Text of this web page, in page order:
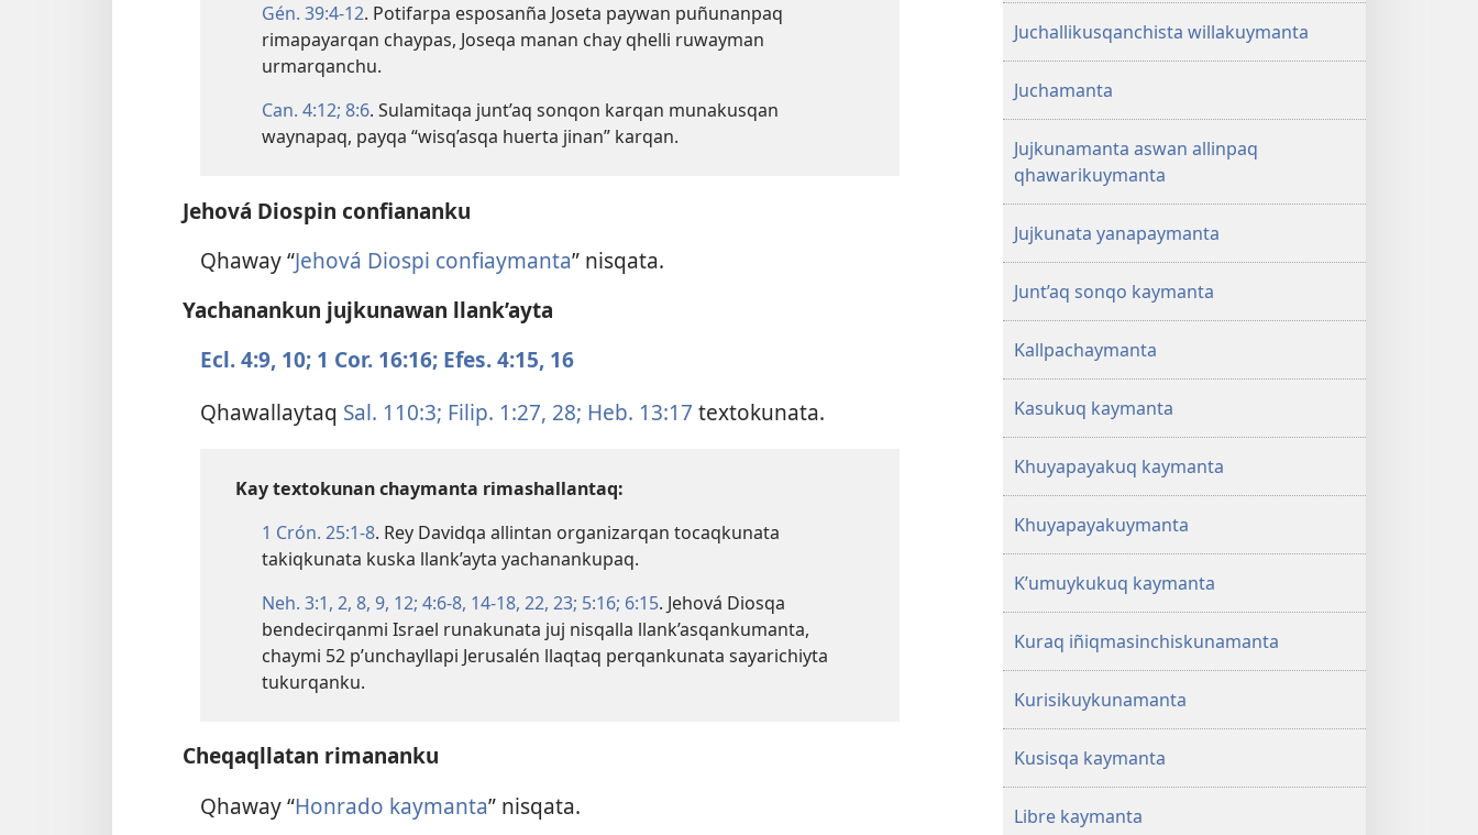
Gén. 39:​4-12. Potifarpa esposanña Joseta paywan puñunanpaq
rimapayarqan chaypas, Joseqa manan chay qhelli ruwayman
urmarqanchu.
Can. 4:12; 8:6. Sulamitaqa junt’aq sonqon karqan munakusqan
waynapaq, payqa “wisq’asqa huerta jinan” karqan.
Jehová Diospin confiananku
Qhaway “Jehová Diospi confiaymanta” nisqata.
Yachanankun jujkunawan llank’ayta
Ecl. 4:​9, 10; 1 Cor. 16:16; Efes. 4:​15, 16
Qhawallaytaq Sal. 110:3; Filip. 1:​27, 28; Heb. 13:17 textokunata.
Kay textokunan chaymanta rimashallantaq:
1 Crón. 25:​1-8. Rey Davidqa allintan organizarqan tocaqkunata
takiqkunata kuska llank’ayta yachanankupaq.
Neh. 3:​1, 2, 8, 9, 12; 4:​6-8, 14-18, 22, 23; 5:16; 6:15. Jehová Diosqa
bendecirqanmi Israel runakunata juj nisqalla llank’asqankumanta,
chaymi 52 p’unchayllapi Jerusalén llaqtaq perqankunata sayarichiyta
tukurqanku.
Cheqaqllatan rimananku
Qhaway “Honrado kaymanta” nisqata.
Juchallikusqanchista willakuymanta
Juchamanta
Jujkunamanta aswan allinpaq
qhawarikuymanta
Jujkunata yanapaymanta
Junt’aq sonqo kaymanta
Kallpachaymanta
Kasukuq kaymanta
Khuyapayakuq kaymanta
Khuyapayakuymanta
K’umuykukuq kaymanta
Kuraq iñiqmasinchiskunamanta
Kurisikuykunamanta
Kusisqa kaymanta
Libre kaymanta